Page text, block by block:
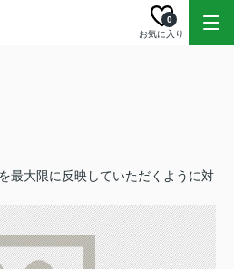
お気に入り
0
最大限に反映していただくように対